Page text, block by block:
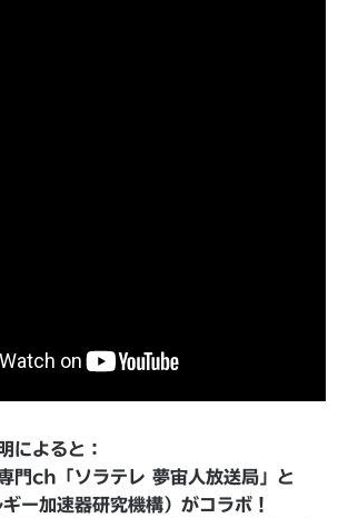
によると：
門ch「ソラテレ 夢宙人放送局」と
ー加速器研究機構）がコラボ！